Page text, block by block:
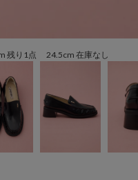
残り1点 24.5cm 在庫なし